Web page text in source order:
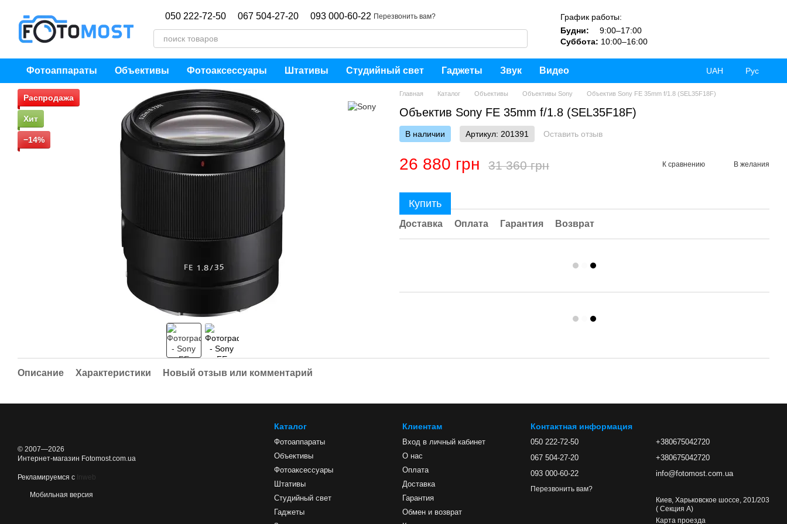
050 222-72-50 067 504-27-20 093 000-60-22 Перезвонить вам?
График работы:
Будни:
9:00–17:00
Суббота: 10:00–16:00
Фотоаппараты Объективы Фотоаксессуары Штативы Студийный свет Гаджеты Звук Видео UAH Рус
Распродажа
Хит
−14%
Главная Каталог Объективы Объективы Sony Объектив Sony FE 35mm f/1.8 (SEL35F18F)
Объектив Sony FE 35mm f/1.8 (SEL35F18F)
В наличии Артикул: 201391 Оставить отзыв
26 880 грн 31 360 грн К сравнению В желания
Купить
Доставка Оплата Гарантия Возврат
Описание Характеристики Новый отзыв или комментарий
© 2007—2026
Интернет-магазин Fotomost.com.ua
Рекламируемся с Inweb
Мобильная версия
Каталог
Фотоаппараты
Объективы
Фотоаксессуары
Штативы
Студийный свет
Гаджеты
Клиентам
Вход в личный кабинет
О нас
Оплата
Доставка
Гарантия
Обмен и возврат
Контактная информация
050 222-72-50
067 504-27-20
093 000-60-22
Перезвонить вам?
+380675042720
+380675042720
info@fotomost.com.ua
Киев, Харьковское шоссе, 201/203
( Секция А)
Карта проезда